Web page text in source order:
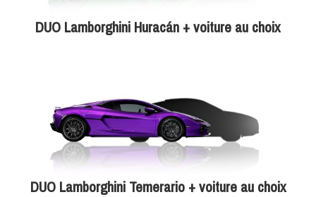
DUO Lamborghini Huracán + voiture au choix
DUO Lamborghini Temerario + voiture au choix